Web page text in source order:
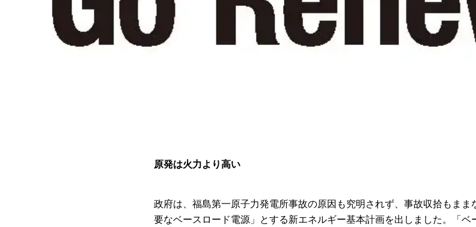
原発は火力より高い
政府は、福島第一原子力発電所事故の原因も究明されず、事故収拾もま
要なベースロード電源」とする新エネルギー基本計画を出しました。「